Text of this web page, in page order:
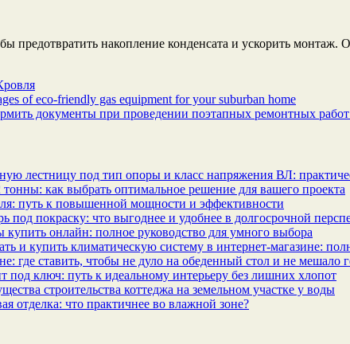
предотвратить накопление конденсата и ускорить
of eco-friendly gas equipment for your suburban home
документы при проведении поэтапных ремонтных работ
лестницу под тип опоры и класс напряжения ВЛ:
тонны: как выбрать оптимальное решение для вашего проекта
путь к повышенной мощности и эффективности
под покраску: что выгоднее и удобнее в долгосрочной
купить онлайн: полное руководство для умного выбора
и купить климатическую систему в интернет‑магазине:
где ставить, чтобы не дуло на обеденный стол и не мешало
под ключ: путь к идеальному интерьеру без лишних хлопот
строительства коттеджа на земельном участке у воды
отделка: что практичнее во влажной зоне?